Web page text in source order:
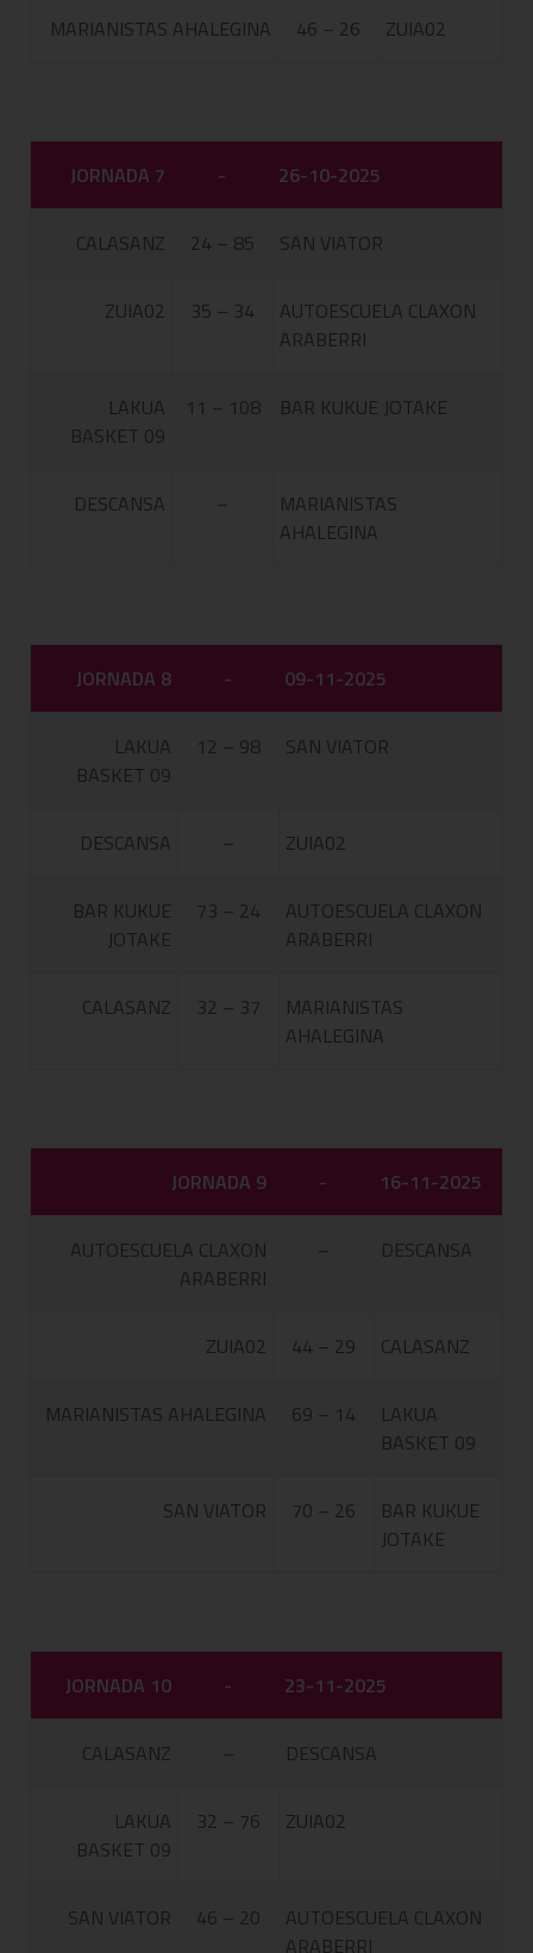
MARIANISTAS AHALEGINA 46 – 26 ZUIA02
JORNADA 7 - 26-10-2025
CALASANZ 24 – 85 SAN VIATOR
ZUIA02 35 – 34
AUTOESCUELA CLAXON
ARABERRI
LAKUA
BASKET 09
11 – 108 BAR KUKUE JOTAKE
DESCANSA –
MARIANISTAS
AHALEGINA
JORNADA 8 - 09-11-2025
LAKUA
BASKET 09
12 – 98 SAN VIATOR
DESCANSA – ZUIA02
BAR KUKUE
JOTAKE
73 – 24
AUTOESCUELA CLAXON
ARABERRI
CALASANZ 32 – 37
MARIANISTAS
AHALEGINA
JORNADA 9 - 16-11-2025
AUTOESCUELA CLAXON
ARABERRI
– DESCANSA
ZUIA02 44 – 29 CALASANZ
MARIANISTAS AHALEGINA 69 – 14
LAKUA
BASKET 09
SAN VIATOR 70 – 26
BAR KUKUE
JOTAKE
JORNADA 10 - 23-11-2025
CALASANZ – DESCANSA
LAKUA
BASKET 09
32 – 76 ZUIA02
SAN VIATOR 46 – 20
AUTOESCUELA CLAXON
ARABERRI